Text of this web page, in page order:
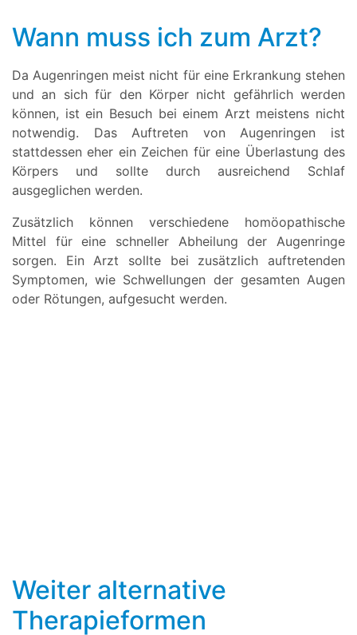
Wann muss ich zum Arzt?
Da Augenringen meist nicht für eine Erkrankung stehen
und an sich für den Körper nicht gefährlich werden
können, ist ein Besuch bei einem Arzt meistens nicht
notwendig. Das Auftreten von Augenringen ist
stattdessen eher ein Zeichen für eine Überlastung des
Körpers und sollte durch ausreichend Schlaf
ausgeglichen werden.
Zusätzlich können verschiedene homöopathische
Mittel für eine schneller Abheilung der Augenringe
sorgen. Ein Arzt sollte bei zusätzlich auftretenden
Symptomen, wie Schwellungen der gesamten Augen
oder Rötungen, aufgesucht werden.
Weiter alternative
Therapieformen